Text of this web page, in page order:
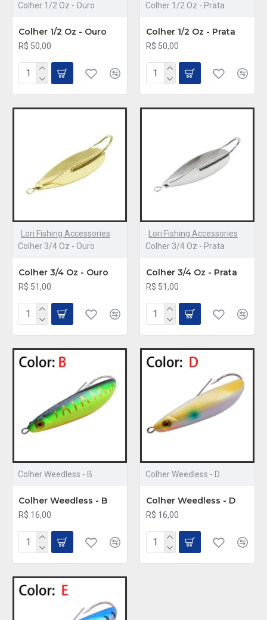
Colher 1/2 Oz - Ouro
Colher 1/2 Oz - Ouro
R$ 50,00
Colher 1/2 Oz - Prata
Colher 1/2 Oz - Prata
R$ 50,00
Lori Fishing Accessories
Colher 3/4 Oz - Ouro
Colher 3/4 Oz - Ouro
R$ 51,00
Lori Fishing Accessories
Colher 3/4 Oz - Prata
Colher 3/4 Oz - Prata
R$ 51,00
Colher Weedless - B
Colher Weedless - B
R$ 16,00
Colher Weedless - D
Colher Weedless - D
R$ 16,00